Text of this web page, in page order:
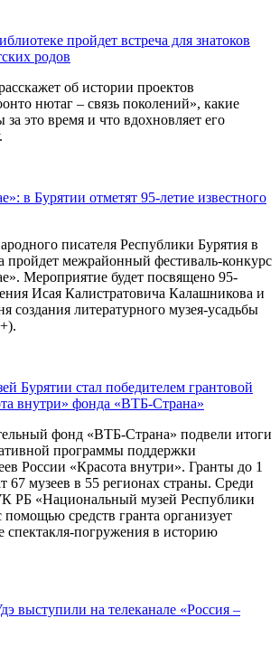
пройдет встреча для знатоков
родов
об истории проектов
нютаг – связь поколений», какие
это время и что вдохновляет его
в Бурятии отметят 95-летие известного
писателя Республики Бурятия в
пройдет межрайонный фестиваль-конкурс
Мероприятие будет посвящено 95-
Исая Калистратовича Калашникова и
создания литературного музея-усадьбы
Бурятии стал победителем грантовой
внутри» фонда «ВТБ-Страна»
фонд «ВТБ-Страна» подвели итоги
программы поддержки
России «Красота внутри». Гранты до 1
67 музеев в 55 регионах страны. Среди
РБ «Национальный музей Республики
средств гранта организует
спектакля-погружения в историю
выступили на телеканале «Россия –